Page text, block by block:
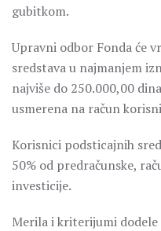
gubitkom.
Upravni odbor Fonda će
sredstava u najmanjem
najviše do 250.000,00
usmerena na račun
Korisnici podsticajnih
50% od predračunske,
investicije.
Merila i kriterijumi